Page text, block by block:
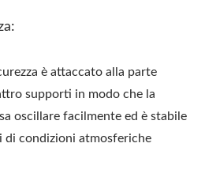
è attaccato alla parte
supporti in modo che la
oscillare facilmente ed è stabile
condizioni atmosferiche